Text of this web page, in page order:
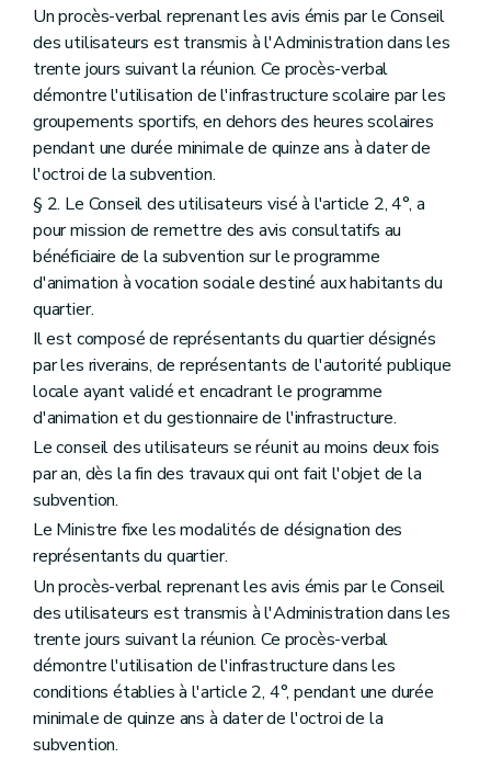
Un procès-verbal reprenant les avis émis par le Conseil
des utilisateurs est transmis à l'Administration dans les
trente jours suivant la réunion. Ce procès-verbal
démontre l'utilisation de l'infrastructure scolaire par les
groupements sportifs, en dehors des heures scolaires
pendant une durée minimale de quinze ans à dater de
l'octroi de la subvention.
§ 2. Le Conseil des utilisateurs visé à l'article 2, 4°, a
pour mission de remettre des avis consultatifs au
bénéficiaire de la subvention sur le programme
d'animation à vocation sociale destiné aux habitants du
quartier.
Il est composé de représentants du quartier désignés
par les riverains, de représentants de l'autorité publique
locale ayant validé et encadrant le programme
d'animation et du gestionnaire de l'infrastructure.
Le conseil des utilisateurs se réunit au moins deux fois
par an, dès la fin des travaux qui ont fait l'objet de la
subvention.
Le Ministre fixe les modalités de désignation des
représentants du quartier.
Un procès-verbal reprenant les avis émis par le Conseil
des utilisateurs est transmis à l'Administration dans les
trente jours suivant la réunion. Ce procès-verbal
démontre l'utilisation de l'infrastructure dans les
conditions établies à l'article 2, 4°, pendant une durée
minimale de quinze ans à dater de l'octroi de la
subvention.